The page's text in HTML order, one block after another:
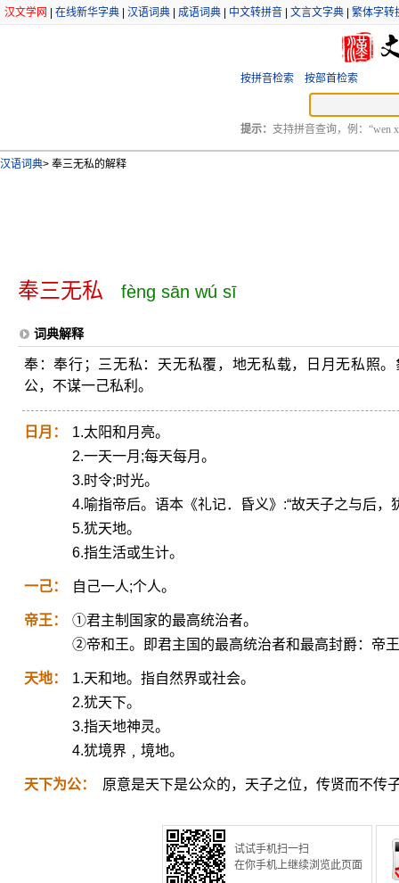
汉文学网 在线新华字典 汉语词典 成语词典 中文转拼音 文言文字典 繁体字转
按拼音检索 按部首检索
提示： 支持拼音查询，例：“wen
汉语词典> 奉三无私的解释
奉三无私 fèng sān wú sī
词典解释
奉：奉行；三无私：天无私覆，地无私载，日月无私照
公，不谋一己私利。
日月：
1.太阳和月亮。
2.一天一月;每天每月。
3.时令;时光。
4.喻指帝后。语本《礼记．昏义》:“故天子之与后，
5.犹天地。
6.指生活或生计。
一己： 自己一人;个人。
帝王：
①君主制国家的最高统治者。
②帝和王。即君主国的最高统治者和最高封爵：帝
天地：
1.天和地。指自然界或社会。
2.犹天下。
3.指天地神灵。
4.犹境界﹐境地。
天下为公： 原意是天下是公众的，天子之位，传贤而不传
试试手机扫一扫
在你手机上继续浏览此页面